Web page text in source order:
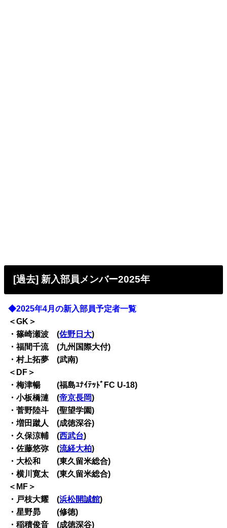
[過去] 新入部員メンバー2025年
◆2025年4月の新入部員予定者一覧
＜GK＞
・篠崎瀬波 (佐野日大)
・福間千流 (九州国際大付)
・村上拓夢 (武南)
＜DF＞
・梅津暢 (福島ﾕﾅｲﾃｯﾄﾞFC U-18)
・小板橋漣 (帝京長岡)
・菅野陸斗 (聖望学園)
・増田蹴人 (成徳深谷)
・久保涼輔 (西武台)
・佐藤悠弥 (流経大柏)
・大松和 (東久留米総合)
・横川寛太 (東久留米総合)
＜MF＞
・戸枝大耀 (浜松開誠館)
・星野昴 (修徳)
・稲積俊音 (成徳深谷)